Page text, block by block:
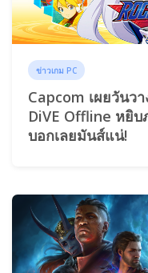
ข่าวเกม PC
Capcom เผยวันว
DiVE Offline หยิ
บอกเลยมันส์แน่!